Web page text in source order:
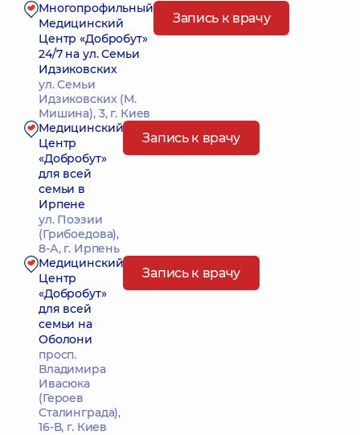
Многопрофильный
Медицинский
Центр «Добробут»
24/7 на ул. Семьи
Идзиковских
ул. Семьи
Идзиковских (М.
Мишина), 3, г. Киев
Запись к врачу
Медицинский
Центр
«Добробут»
для всей
семьи в
Ирпене
ул. Поэзии
(Грибоедова),
8-А, г. Ирпень
Запись к врачу
Медицинский
Центр
«Добробут»
для всей
семьи на
Оболони
просп.
Владимира
Ивасюка
(Героев
Сталинграда),
16-В, г. Киев
Запись к врачу